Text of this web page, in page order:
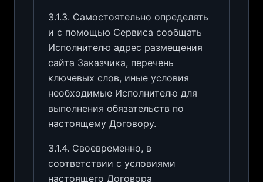
3.1.3. Самостоятельно определять
и с помощью Сервиса сообщать
Исполнителю адрес размещения
сайта Заказчика, перечень
ключевых слов, иные условия
необходимые Исполнителю для
выполнения обязательств по
настоящему Договору.
3.1.4. Своевременно, в
соответствии с условиями
настоящего Договора